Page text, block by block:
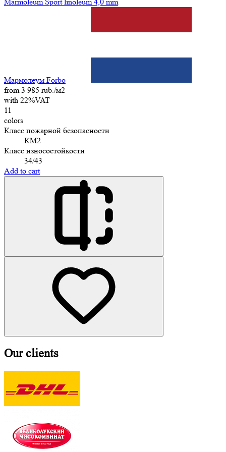
Мармолеум Forbo
from 3 985 rub./м2
with 22%VAT
11
colors
Класс пожарной безопасности
КМ2
Класс износостойкости
34/43
Add to cart
Our clients